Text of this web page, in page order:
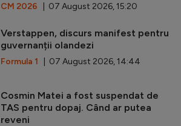
CM 2026 | 07 August 2026, 15:20
Verstappen, discurs manifest pentru
guvernanții olandezi
Formula 1 | 07 August 2026, 14:44
Cosmin Matei a fost suspendat de
TAS pentru dopaj. Când ar putea
reveni